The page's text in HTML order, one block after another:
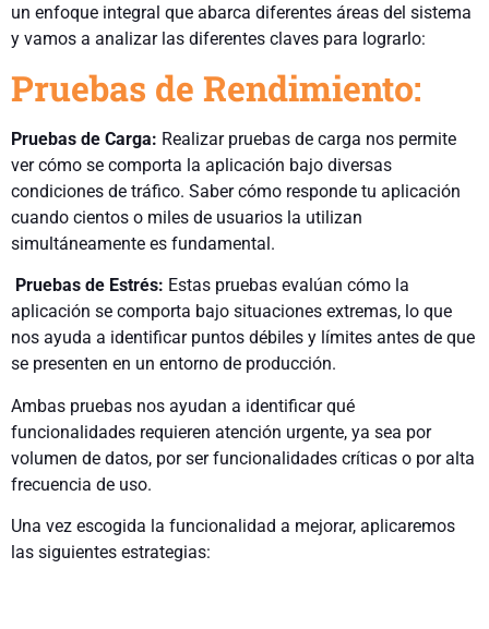
un enfoque integral que abarca diferentes áreas del sistema
y vamos a analizar las diferentes claves para lograrlo:
Pruebas de Rendimiento:
Pruebas de Carga: Realizar pruebas de carga nos permite
ver cómo se comporta la aplicación bajo diversas
condiciones de tráfico. Saber cómo responde tu aplicación
cuando cientos o miles de usuarios la utilizan
simultáneamente es fundamental.
Pruebas de Estrés: Estas pruebas evalúan cómo la
aplicación se comporta bajo situaciones extremas, lo que
nos ayuda a identificar puntos débiles y límites antes de que
se presenten en un entorno de producción.
Ambas pruebas nos ayudan a identificar qué
funcionalidades requieren atención urgente, ya sea por
volumen de datos, por ser funcionalidades críticas o por alta
frecuencia de uso.
Una vez escogida la funcionalidad a mejorar, aplicaremos
las siguientes estrategias: